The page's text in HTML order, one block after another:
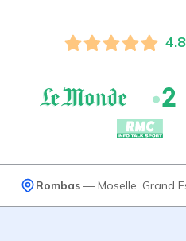
Rombas— Moselle Grand